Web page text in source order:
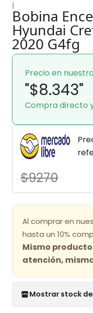
|
Bobina
Hyundai
2020 G4fg
Precio en
"$8.343"
Compra directo
$9270
Al comprar en
hasta un 10%
Mismo
atención,
Mostrar stock